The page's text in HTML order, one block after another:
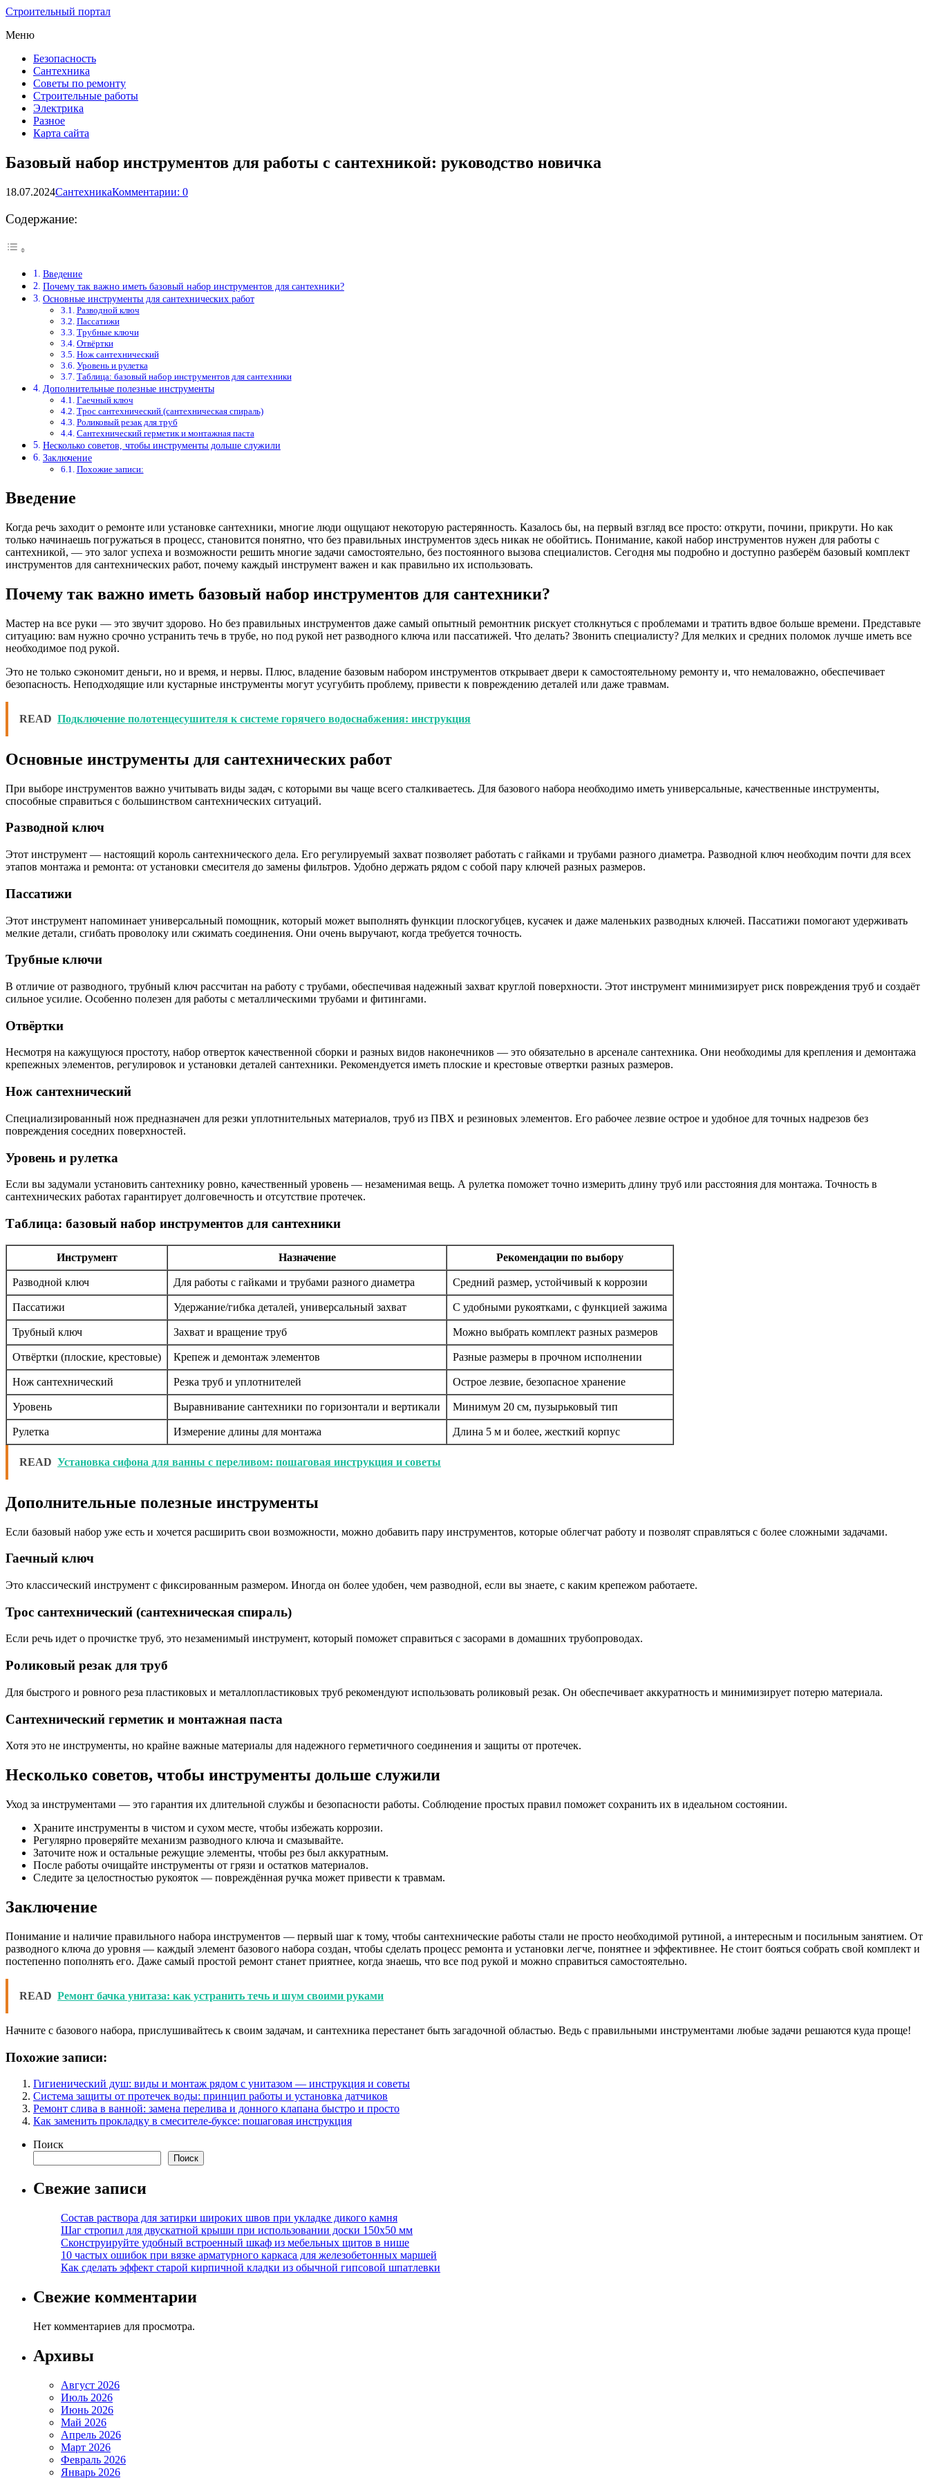
Строительный портал
Меню
Безопасность
Сантехника
Советы по ремонту
Строительные работы
Электрика
Разное
Карта сайта
Базовый набор инструментов для работы с сантехникой: руководство новичка
18.07.2024СантехникаКомментарии: 0
Содержание:
Введение
Почему так важно иметь базовый набор инструментов для сантехники?
Основные инструменты для сантехнических работ
Разводной ключ
Пассатижи
Трубные ключи
Отвёртки
Нож сантехнический
Уровень и рулетка
Таблица: базовый набор инструментов для сантехники
Дополнительные полезные инструменты
Гаечный ключ
Трос сантехнический (сантехническая спираль)
Роликовый резак для труб
Сантехнический герметик и монтажная паста
Несколько советов, чтобы инструменты дольше служили
Заключение
Похожие записи:
Введение
Когда речь заходит о ремонте или установке сантехники, многие люди ощущают некоторую растерянность. Казалось бы, на первый взгляд все просто: открути, почини, прикрути. Но как
только начинаешь погружаться в процесс, становится понятно, что без правильных инструментов здесь никак не обойтись. Понимание, какой набор инструментов нужен для работы с
сантехникой, — это залог успеха и возможности решить многие задачи самостоятельно, без постоянного вызова специалистов. Сегодня мы подробно и доступно разберём базовый комплект
инструментов для сантехнических работ, почему каждый инструмент важен и как правильно их использовать.
Почему так важно иметь базовый набор инструментов для сантехники?
Мастер на все руки — это звучит здорово. Но без правильных инструментов даже самый опытный ремонтник рискует столкнуться с проблемами и тратить вдвое больше времени. Представьте
ситуацию: вам нужно срочно устранить течь в трубе, но под рукой нет разводного ключа или пассатижей. Что делать? Звонить специалисту? Для мелких и средних поломок лучше иметь все
необходимое под рукой.
Это не только сэкономит деньги, но и время, и нервы. Плюс, владение базовым набором инструментов открывает двери к самостоятельному ремонту и, что немаловажно, обеспечивает
безопасность. Неподходящие или кустарные инструменты могут усугубить проблему, привести к повреждению деталей или даже травмам.
READ Подключение полотенцесушителя к системе горячего водоснабжения: инструкция
Основные инструменты для сантехнических работ
При выборе инструментов важно учитывать виды задач, с которыми вы чаще всего сталкиваетесь. Для базового набора необходимо иметь универсальные, качественные инструменты,
способные справиться с большинством сантехнических ситуаций.
Разводной ключ
Этот инструмент — настоящий король сантехнического дела. Его регулируемый захват позволяет работать с гайками и трубами разного диаметра. Разводной ключ необходим почти для всех
этапов монтажа и ремонта: от установки смесителя до замены фильтров. Удобно держать рядом с собой пару ключей разных размеров.
Пассатижи
Этот инструмент напоминает универсальный помощник, который может выполнять функции плоскогубцев, кусачек и даже маленьких разводных ключей. Пассатижи помогают удерживать
мелкие детали, сгибать проволоку или сжимать соединения. Они очень выручают, когда требуется точность.
Трубные ключи
В отличие от разводного, трубный ключ рассчитан на работу с трубами, обеспечивая надежный захват круглой поверхности. Этот инструмент минимизирует риск повреждения труб и создаёт
сильное усилие. Особенно полезен для работы с металлическими трубами и фитингами.
Отвёртки
Несмотря на кажущуюся простоту, набор отверток качественной сборки и разных видов наконечников — это обязательно в арсенале сантехника. Они необходимы для крепления и демонтажа
крепежных элементов, регулировок и установки деталей сантехники. Рекомендуется иметь плоские и крестовые отвертки разных размеров.
Нож сантехнический
Специализированный нож предназначен для резки уплотнительных материалов, труб из ПВХ и резиновых элементов. Его рабочее лезвие острое и удобное для точных надрезов без
повреждения соседних поверхностей.
Уровень и рулетка
Если вы задумали установить сантехнику ровно, качественный уровень — незаменимая вещь. А рулетка поможет точно измерить длину труб или расстояния для монтажа. Точность в
сантехнических работах гарантирует долговечность и отсутствие протечек.
Таблица: базовый набор инструментов для сантехники
Инструмент Назначение Рекомендации по выбору
Разводной ключ Для работы с гайками и трубами разного диаметра Средний размер, устойчивый к коррозии
Пассатижи Удержание/гибка деталей, универсальный захват С удобными рукоятками, с функцией зажима
Трубный ключ Захват и вращение труб Можно выбрать комплект разных размеров
Отвёртки (плоские, крестовые) Крепеж и демонтаж элементов Разные размеры в прочном исполнении
Нож сантехнический Резка труб и уплотнителей Острое лезвие, безопасное хранение
Уровень Выравнивание сантехники по горизонтали и вертикали Минимум 20 см, пузырьковый тип
Рулетка Измерение длины для монтажа Длина 5 м и более, жесткий корпус
READ Установка сифона для ванны с переливом: пошаговая инструкция и советы
Дополнительные полезные инструменты
Если базовый набор уже есть и хочется расширить свои возможности, можно добавить пару инструментов, которые облегчат работу и позволят справляться с более сложными задачами.
Гаечный ключ
Это классический инструмент с фиксированным размером. Иногда он более удобен, чем разводной, если вы знаете, с каким крепежом работаете.
Трос сантехнический (сантехническая спираль)
Если речь идет о прочистке труб, это незаменимый инструмент, который поможет справиться с засорами в домашних трубопроводах.
Роликовый резак для труб
Для быстрого и ровного реза пластиковых и металлопластиковых труб рекомендуют использовать роликовый резак. Он обеспечивает аккуратность и минимизирует потерю материала.
Сантехнический герметик и монтажная паста
Хотя это не инструменты, но крайне важные материалы для надежного герметичного соединения и защиты от протечек.
Несколько советов, чтобы инструменты дольше служили
Уход за инструментами — это гарантия их длительной службы и безопасности работы. Соблюдение простых правил поможет сохранить их в идеальном состоянии.
Храните инструменты в чистом и сухом месте, чтобы избежать коррозии.
Регулярно проверяйте механизм разводного ключа и смазывайте.
Заточите нож и остальные режущие элементы, чтобы рез был аккуратным.
После работы очищайте инструменты от грязи и остатков материалов.
Следите за целостностью рукояток — повреждённая ручка может привести к травмам.
Заключение
Понимание и наличие правильного набора инструментов — первый шаг к тому, чтобы сантехнические работы стали не просто необходимой рутиной, а интересным и посильным занятием. От
разводного ключа до уровня — каждый элемент базового набора создан, чтобы сделать процесс ремонта и установки легче, понятнее и эффективнее. Не стоит бояться собрать свой комплект и
постепенно пополнять его. Даже самый простой ремонт станет приятнее, когда знаешь, что все под рукой и можно справиться самостоятельно.
READ Ремонт бачка унитаза: как устранить течь и шум своими руками
Начните с базового набора, прислушивайтесь к своим задачам, и сантехника перестанет быть загадочной областью. Ведь с правильными инструментами любые задачи решаются куда проще!
Похожие записи:
Гигиенический душ: виды и монтаж рядом с унитазом — инструкция и советы
Система защиты от протечек воды: принцип работы и установка датчиков
Ремонт слива в ванной: замена перелива и донного клапана быстро и просто
Как заменить прокладку в смесителе-буксе: пошаговая инструкция
Поиск
Поиск
Свежие записи
Состав раствора для затирки широких швов при укладке дикого камня
Шаг стропил для двускатной крыши при использовании доски 150х50 мм
Сконструируйте удобный встроенный шкаф из мебельных щитов в нише
10 частых ошибок при вязке арматурного каркаса для железобетонных маршей
Как сделать эффект старой кирпичной кладки из обычной гипсовой шпатлевки
Свежие комментарии
Нет комментариев для просмотра.
Архивы
Август 2026
Июль 2026
Июнь 2026
Май 2026
Апрель 2026
Март 2026
Февраль 2026
Январь 2026